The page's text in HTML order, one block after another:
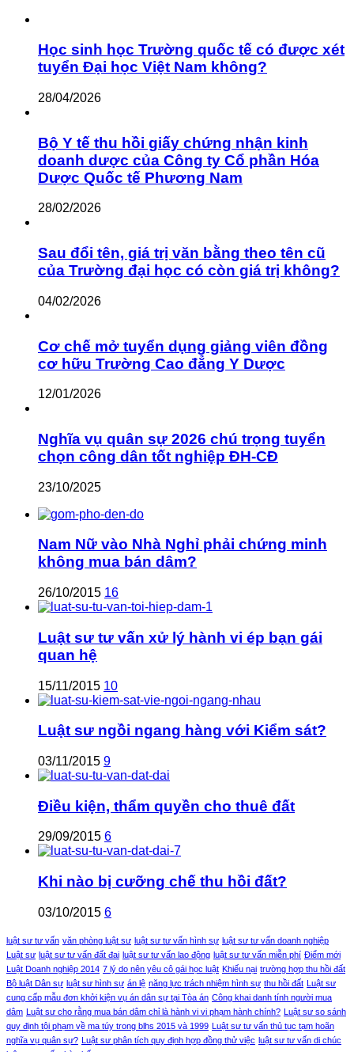
Học sinh học Trường quốc tế có được xét
tuyển Đại học Việt Nam không?
28/04/2026
Bộ Y tế thu hồi giấy chứng nhận kinh
doanh dược của Công ty Cổ phần Hóa
Dược Quốc tế Phương Nam
28/02/2026
Sau đổi tên, giá trị văn bằng theo tên cũ
của Trường đại học có còn giá trị không?
04/02/2026
Cơ chế mở tuyển dụng giảng viên đồng
cơ hữu Trường Cao đẳng Y Dược
12/01/2026
Nghĩa vụ quân sự 2026 chú trọng tuyển
chọn công dân tốt nghiệp ĐH-CĐ
23/10/2025
Nam Nữ vào Nhà Nghỉ phải chứng minh
không mua bán dâm?
26/10/2015 16
Luật sư tư vấn xử lý hành vi ép bạn gái
quan hệ
15/11/2015 10
Luật sư ngồi ngang hàng với Kiểm sát?
03/11/2015 9
Điều kiện, thẩm quyền cho thuê đất
29/09/2015 6
Khi nào bị cưỡng chế thu hồi đất?
03/10/2015 6
luật sư tư vấn văn phòng luật sư luật sư tư vấn hình sự luật sư tư vấn doanh nghiệp
Luật sư luật sư tư vấn đất đai luật sư tư vấn lao động luật sư tư vấn miễn phí Điểm mới
Luật Doanh nghiệp 2014 7 lý do nên yêu cô gái học luật Khiếu nại trường hợp thu hồi đất
Bộ luật Dân sự luật sư hình sự án lệ năng lực trách nhiệm hình sự thu hồi đất Luật sư
cung cấp mẫu đơn khởi kiện vụ án dân sự tại Tòa án Công khai danh tính người mua
dâm Luật sư cho rằng mua bán dâm chỉ là hành vi vi phạm hành chính? Luật sư so sánh
quy định tội phạm về ma túy trong blhs 2015 và 1999 Luật sư tư vấn thủ tục tạm hoãn
nghĩa vụ quân sự? Luật sư phân tích quy định hợp đồng thử việc luật sư tư vấn di chúc